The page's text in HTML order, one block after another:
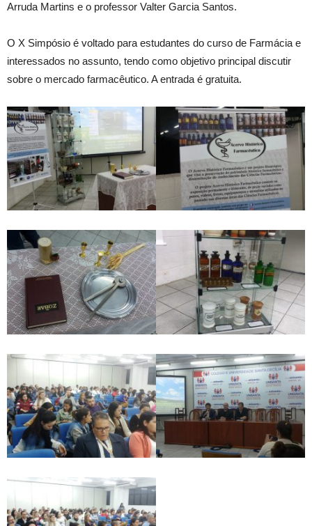
Arruda Martins e o professor Valter Garcia Santos.
O X Simpósio é voltado para estudantes do curso de Farmácia e
interessados no assunto, tendo como objetivo principal discutir
sobre o mercado farmacêutico. A entrada é gratuita.